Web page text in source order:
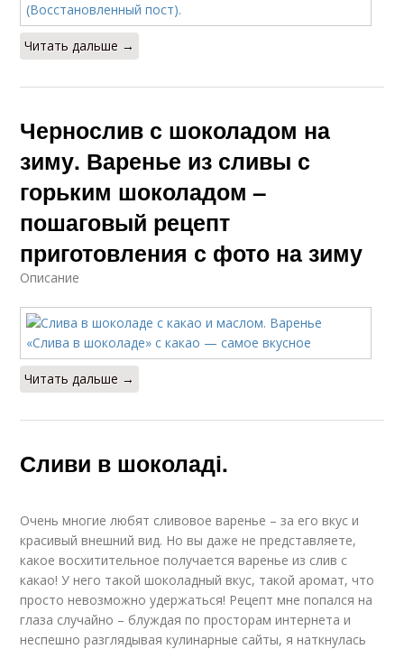
Читать дальше →
Чернослив с шоколадом на
зиму. Варенье из сливы с
горьким шоколадом –
пошаговый рецепт
приготовления с фото на зиму
Описание
Читать дальше →
Сливи в шоколаді.
Очень многие любят сливовое варенье – за его вкус и
красивый внешний вид. Но вы даже не представляете,
какое восхитительное получается варенье из слив с
какао! У него такой шоколадный вкус, такой аромат, что
просто невозможно удержаться! Рецепт мне попался на
глаза случайно – блуждая по просторам интернета и
неспешно разглядывая кулинарные сайты, я наткнулась